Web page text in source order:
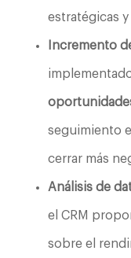
estratégicas
Incremento
seguimiento
cerrar más
Análisis de
el CRM
sobre el